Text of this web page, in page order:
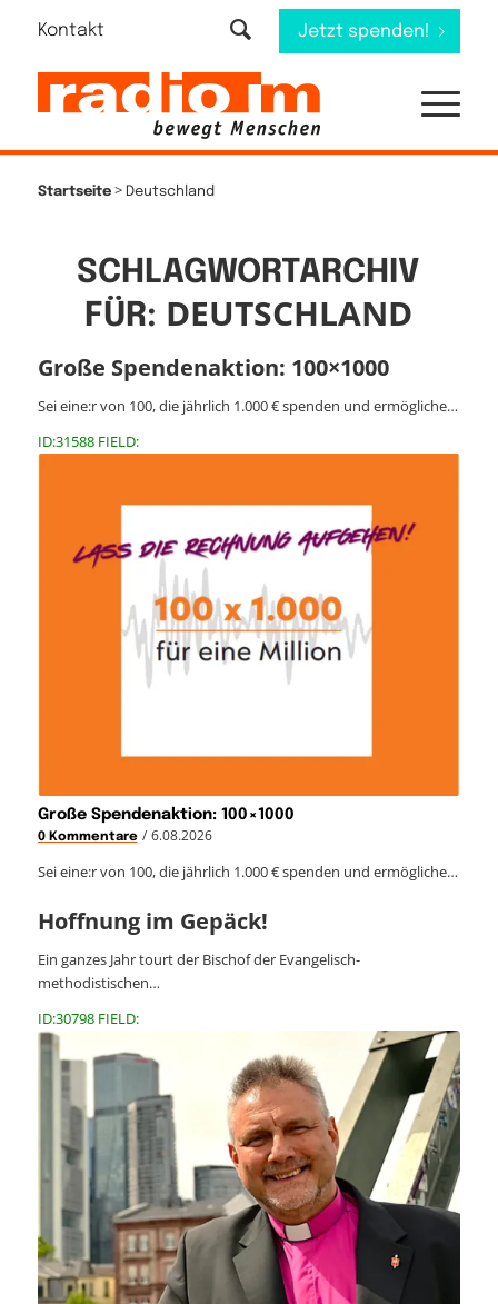
Kontakt Jetzt spenden!
Startseite> Deutschland
SCHLAGWORTARCHIV
FÜR: DEUTSCHLAND
Große Spendenaktion: 100×1000
Sei eine:r von 100, die jährlich 1.000 € spenden und ermögliche…
ID:31588 FIELD:
Große Spendenaktion: 100×1000
0 Kommentare / 6.08.2026
Sei eine:r von 100, die jährlich 1.000 € spenden und ermögliche…
Hoffnung im Gepäck!
Ein ganzes Jahr tourt der Bischof der Evangelisch-
methodistischen…
ID:30798 FIELD: